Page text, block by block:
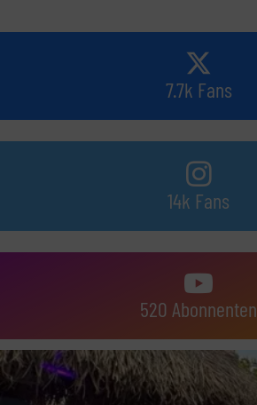
7.7k Fans
14k Fans
520 Abonnenten